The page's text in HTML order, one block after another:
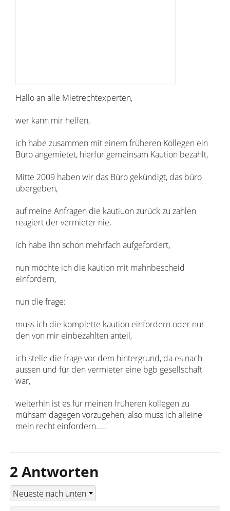
Hallo an alle Mietrechtexperten,
wer kann mir helfen,
ich habe zusammen mit einem früheren Kollegen ein
Büro angemietet, hierfür gemeinsam Kaution bezahlt,
Mitte 2009 haben wir das Büro gekündigt, das büro
übergeben,
auf meine Anfragen die kautiuon zurück zu zahlen
reagiert der vermieter nie,
ich habe ihn schon mehrfach aufgefordert,
nun möchte ich die kaution mit mahnbescheid
einfordern,
nun die frage:
muss ich die komplette kaution einfordern oder nur
den von mir einbezahlten anteil,
ich stelle die frage vor dem hintergrund, da es nach
aussen und für den vermieter eine bgb gesellschaft
war,
weiterhin ist es für meinen früheren kollegen zu
mühsam dagegen vorzugehen, also muss ich alleine
mein recht einfordern.....
2 Antworten